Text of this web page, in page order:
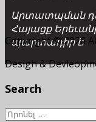
Արտատպման
Հայացք
պարտադիր է:
Copyright © 2026
Design &
Search